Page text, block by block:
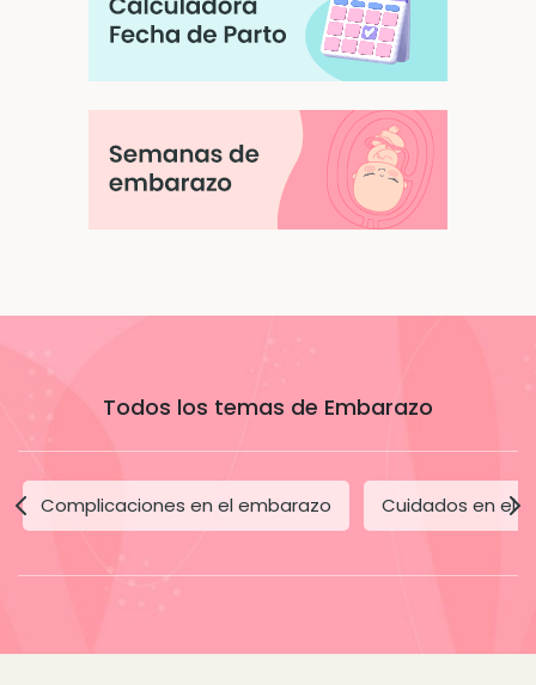
Todos los temas de Embarazo
Complicaciones en el embarazo Cuidados en el